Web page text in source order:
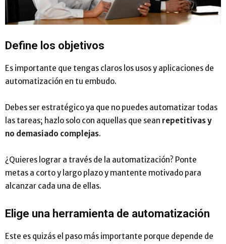
Define los objetivos
Es importante que tengas claros los usos y aplicaciones de
automatización en tu embudo.
Debes ser estratégico ya que no puedes automatizar todas
las tareas; hazlo solo con aquellas que sean repetitivas y
no demasiado complejas.
¿Quieres lograr a través de la automatización? Ponte
metas a corto y largo plazo y mantente motivado para
alcanzar cada una de ellas.
Elige una herramienta de automatización
Este es quizás el paso más importante porque depende de